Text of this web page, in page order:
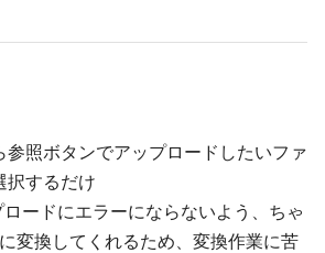
参照ボタンでアップロードしたいファ
択するだけ
ードにエラーにならないよう、ちゃ
変換してくれるため、変換作業に苦